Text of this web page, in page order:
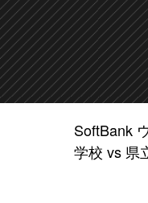
SoftBank
学校 vs 県